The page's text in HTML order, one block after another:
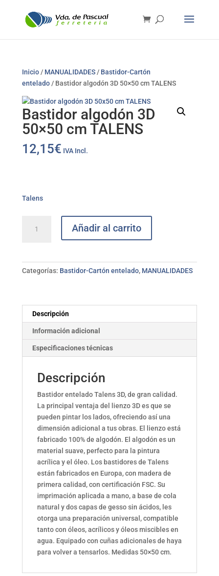
Inicio/ MANUALIDADES/ Bastidor-Cartón
entelado/ Bastidor algodón 3D 50×50 cm TALENS
Bastidor algodón 3D
50×50 cm TALENS
12,15€ IVA Incl.
Talens
algodón
TALENS
Añadir al carrito
Categorías: Bastidor-Cartón entelado, MANUALIDADES
Descripción
Información adicional
Especificaciones técnicas
Descripción
Bastidor entelado Talens 3D, de gran calidad.
La principal ventaja del lienzo 3D es que se
pueden pintar los lados, ofreciendo así una
dimensión adicional a tus obras. El lienzo está
fabricado 100% de algodón. El algodón es un
material suave, perfecto para la pintura
acrílica y el óleo. Los bastidores de Talens
están fabricados en Europa, con madera de
primera calidad, con certificación FSC. Su
imprimación aplicada a mano, a base de cola
natural y dos capas de gesso sin ácidos, les
otorga una preparación universal, compatible
tanto con óleos, acrílicos y óleos miscibles en
agua. Equipado con cuñas adicionales de haya
para volver a tensarlos. Medidas 50×50 cm.